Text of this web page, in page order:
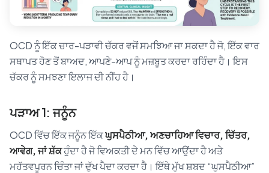
OCD ਨੂੰ ਇੱਕ ਚਾਰ-ਪੜਾਵੀ ਚੱਕਰ ਵਜੋਂ ਸਮਝਿਆ ਜਾ ਸਕਦਾ ਹੈ ਜੋ, ਇੱਕ ਵਾਰ
ਸਥਾਪਤ ਹੋਣ ਤੋਂ ਬਾਅਦ, ਆਪਣੇ-ਆਪ ਨੂੰ ਮਜ਼ਬੂਤ ਕਰਦਾ ਰਹਿੰਦਾ ਹੈ। ਇਸ
ਚੱਕਰ ਨੂੰ ਸਮਝਣਾ ਇਲਾਜ ਦੀ ਨੀਂਹ ਹੈ।
ਪੜਾਅ 1: ਜਨੂੰਨ
OCD ਵਿੱਚ ਇੱਕ ਜਨੂੰਨ ਇੱਕਘੁਸਪੈਠੀਆ, ਅਣਚਾਹਿਆ ਵਿਚਾਰ, ਚਿੱਤਰ,
ਆਵੇਗ, ਜਾਂ ਸ਼ੱਕਹੁੰਦਾ ਹੈ ਜੋ ਵਿਅਕਤੀ ਦੇ ਮਨ ਵਿੱਚ ਆਉਂਦਾ ਹੈ ਅਤੇ
ਮਹੱਤਵਪੂਰਨ ਚਿੰਤਾ ਜਾਂ ਦੁੱਖ ਪੈਦਾ ਕਰਦਾ ਹੈ। ਇੱਥੇ ਮੁੱਖ ਸ਼ਬਦ “ਘੁਸਪੈਠੀਆ”